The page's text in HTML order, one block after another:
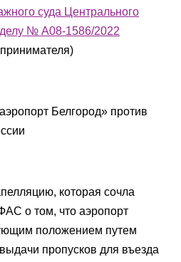
суда Центрального
делу № А08-1586/2022
Белгород» против
которая сочла
о том, что аэропорт
положением путем
пропусков для въезда